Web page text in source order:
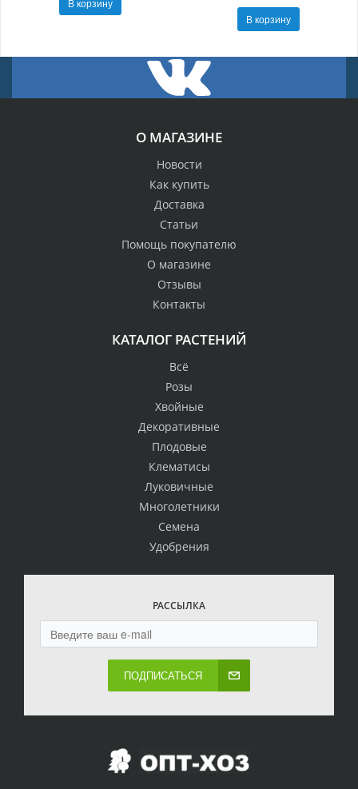
В корзину
О МАГАЗИНЕ
Новости
Как купить
Доставка
Статьи
Помощь покупателю
О магазине
Отзывы
Контакты
КАТАЛОГ РАСТЕНИЙ
Всё
Розы
Хвойные
Декоративные
Плодовые
Клематисы
Луковичные
Многолетники
Семена
Удобрения
РАССЫЛКА
ПОДПИСАТЬСЯ